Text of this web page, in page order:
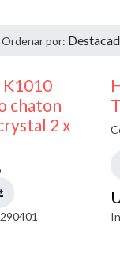
Ordenar por:
chaton
2 x